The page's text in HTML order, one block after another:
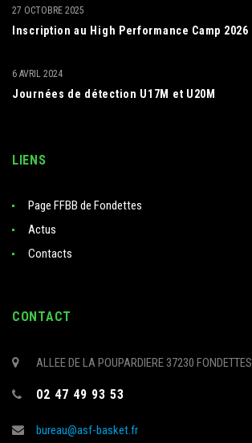
Inscription au High Performance Camp 2026
27 OCTOBRE 2025
Journées de détection U17M et U20M
6 AVRIL 2024
LIENS
Page FFBB de Fondettes
Actus
Contacts
CONTACT
ALLEE DE LA POUPARDIERE 37230 FONDETTES
02 47 49 93 53
bureau@asf-basket.fr